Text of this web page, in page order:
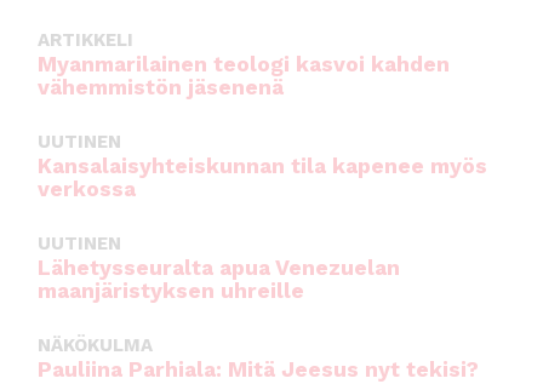
ARTIKKELI
Myanmarilainen teologi kasvoi kahden
vähemmistön jäsenenä
UUTINEN
Kansalaisyhteiskunnan tila kapenee myös
verkossa
UUTINEN
Lähetysseuralta apua Venezuelan
maanjäristyksen uhreille
NÄKÖKULMA
Pauliina Parhiala: Mitä Jeesus nyt tekisi?